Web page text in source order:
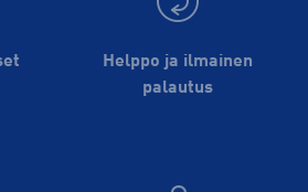
Helppo ja ilmainen
palautus